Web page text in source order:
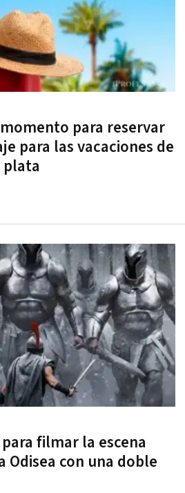
para reservar
para las vacaciones de
plata
filmar la escena
Odisea con una doble